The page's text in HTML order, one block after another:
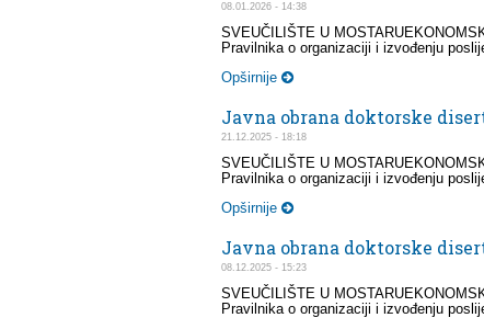
08.01.2026 - 14:38
SVEUČILIŠTE U
Pravilnika o organizaciji i izvođenju
Opširnije
Javna obrana doktorske
21.12.2025 - 18:18
SVEUČILIŠTE U
Pravilnika o organizaciji i izvođenju
Opširnije
Javna obrana doktorske
08.12.2025 - 15:23
SVEUČILIŠTE U
Pravilnika o organizaciji i izvođenju